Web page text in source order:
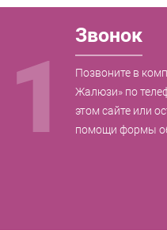
1
Звонок
Позвоните в
Жалюзи» по
этом сайте или
помощи формы